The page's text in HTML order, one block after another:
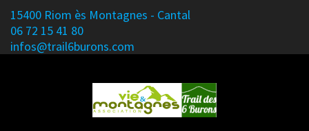
15400 Riom ès Montagnes - Cantal
06 72 15 41 80
infos@trail6burons.com